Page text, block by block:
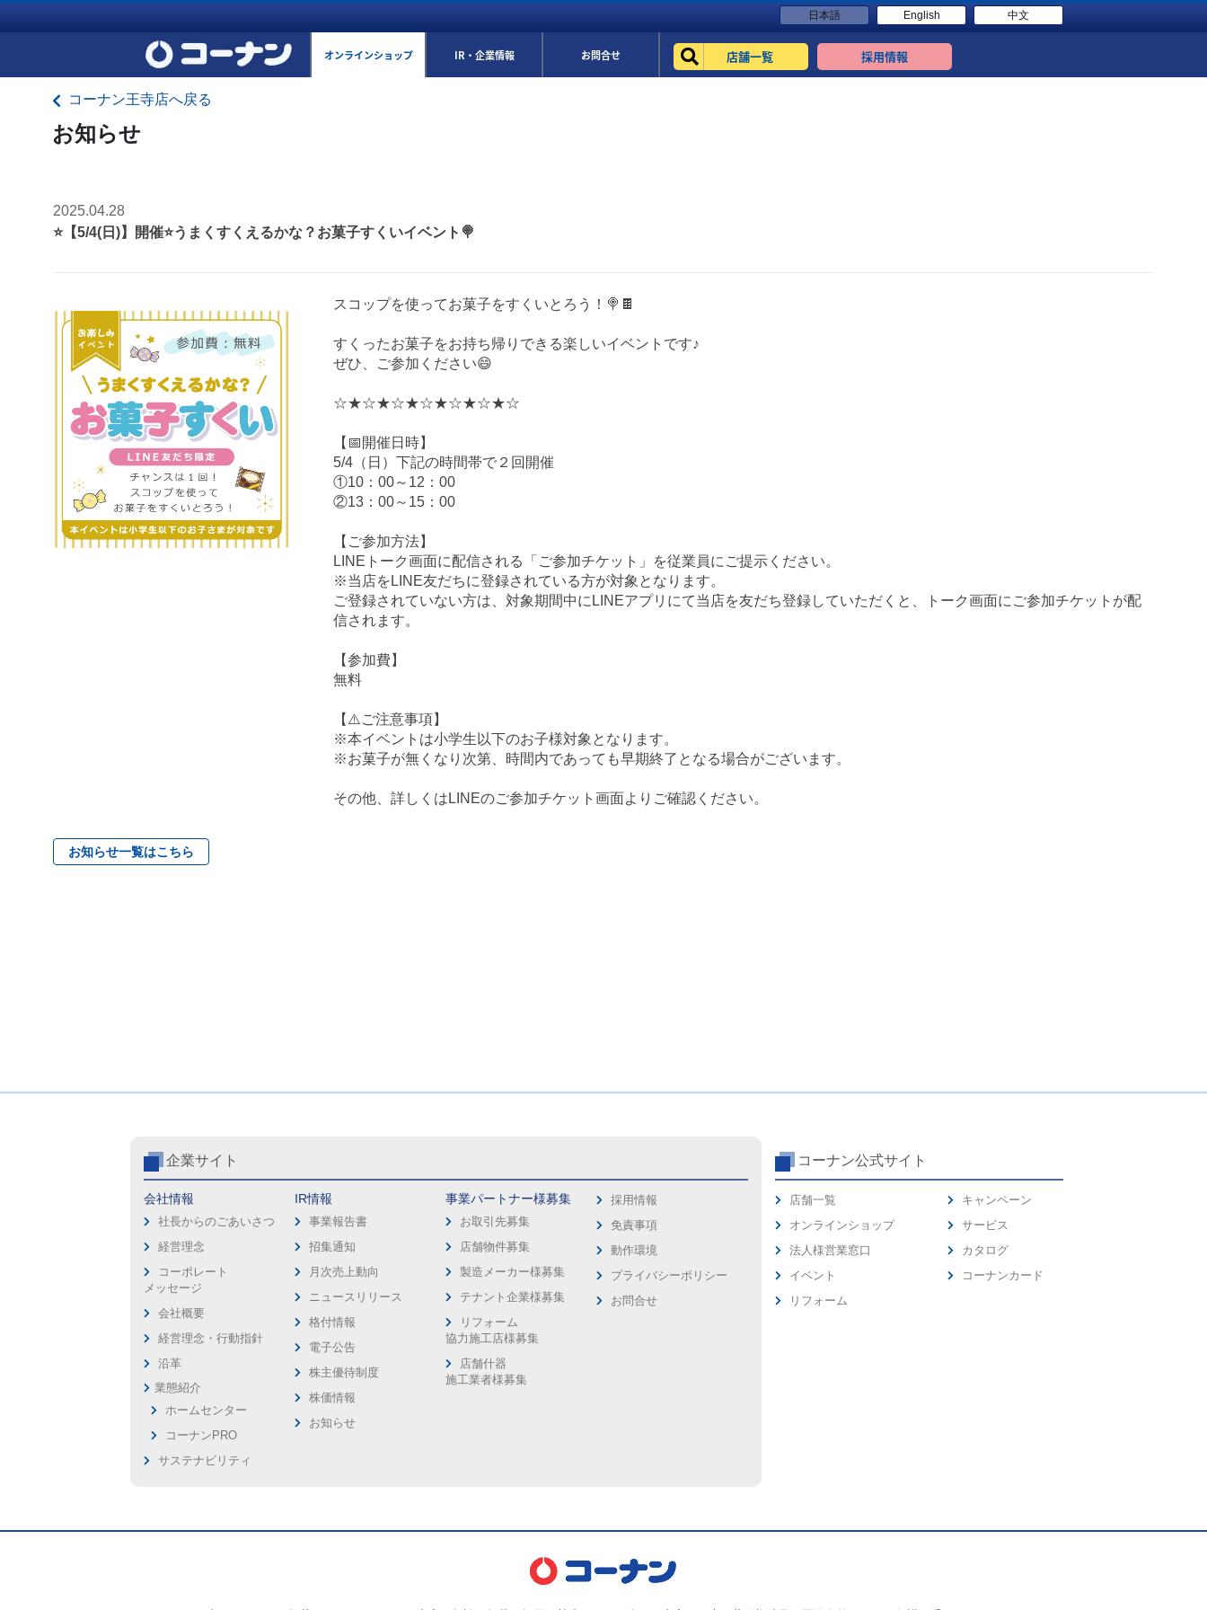
日本語 English 中文
オンラインショップ IR・企業情報 お問合せ 店舗一覧 採用情報
コーナン王寺店へ戻る
お知らせ
2025.04.28
⭐️【5/4(日)】開催⭐️うまくすくえるかな？お菓子すくいイベント🍭
スコップを使ってお菓子をすくいとろう！🍭🍫
すくったお菓子をお持ち帰りできる楽しいイベントです♪
ぜひ、ご参加ください😄
☆★☆★☆★☆★☆★☆★☆
【📅開催日時】
5/4（日）下記の時間帯で２回開催
①10：00～12：00
②13：00～15：00
【ご参加方法】
LINEトーク画面に配信される「ご参加チケット」を従業員にご提示ください。
※当店をLINE友だちに登録されている方が対象となります。
ご登録されていない方は、対象期間中にLINEアプリにて当店を友だち登録していただくと、トーク画面にご参加チケットが配
信されます。
【参加費】
無料
【⚠️ご注意事項】
※本イベントは小学生以下のお子様対象となります。
※お菓子が無くなり次第、時間内であっても早期終了となる場合がございます。
その他、詳しくはLINEのご参加チケット画面よりご確認ください。
お知らせ一覧はこちら
企業サイト
会社情報
社長からのごあいさつ
経営理念
コーポレート
メッセージ
会社概要
経営理念・行動指針
沿革
業態紹介
ホームセンター
コーナンPRO
サステナビリティ
IR情報
事業報告書
招集通知
月次売上動向
ニュースリリース
格付情報
電子公告
株主優待制度
株価情報
お知らせ
事業パートナー様募集
お取引先募集
店舗物件募集
製造メーカー様募集
テナント企業様募集
リフォーム
協力施工店様募集
店舗什器
施工業者様募集
採用情報
免責事項
動作環境
プライバシーポリシー
お問合せ
コーナン公式サイト
店舗一覧
オンラインショップ
法人様営業窓口
イベント
リフォーム
キャンペーン
サービス
カタログ
コーナンカード